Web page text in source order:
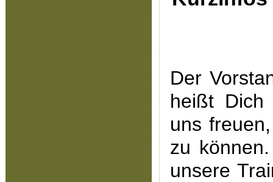
Der
heißt Dich
uns
zu
unsere